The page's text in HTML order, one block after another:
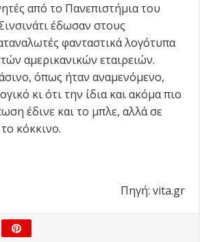
από το Πανεπιστήμια του
έδωσαν στους
φανταστικά λογότυπα
αμερικανικών εταιρειών.
όπως ήταν αναμενόμενο,
κι ότι την ίδια και ακόμα πιο
έδινε και το μπλε, αλλά σε
κόκκινο.
Πηγή: vita.gr